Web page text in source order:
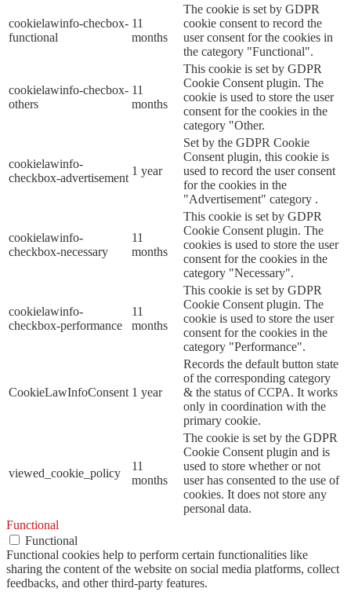
cookielawinfo-checbox-
functional
11
months
The cookie is set by GDPR
cookie consent to record the
user consent for the cookies in
the category "Functional".
cookielawinfo-checbox-
others
11
months
This cookie is set by GDPR
Cookie Consent plugin. The
cookie is used to store the user
consent for the cookies in the
category "Other.
cookielawinfo-
checkbox-advertisement
1 year
Set by the GDPR Cookie
Consent plugin, this cookie is
used to record the user consent
for the cookies in the
"Advertisement" category .
cookielawinfo-
checkbox-necessary
11
months
This cookie is set by GDPR
Cookie Consent plugin. The
cookies is used to store the user
consent for the cookies in the
category "Necessary".
cookielawinfo-
checkbox-performance
11
months
This cookie is set by GDPR
Cookie Consent plugin. The
cookie is used to store the user
consent for the cookies in the
category "Performance".
CookieLawInfoConsent 1 year
Records the default button state
of the corresponding category
& the status of CCPA. It works
only in coordination with the
primary cookie.
viewed_cookie_policy
11
months
The cookie is set by the GDPR
Cookie Consent plugin and is
used to store whether or not
user has consented to the use of
cookies. It does not store any
personal data.
Functional
Functional
Functional cookies help to perform certain functionalities like
sharing the content of the website on social media platforms, collect
feedbacks, and other third-party features.